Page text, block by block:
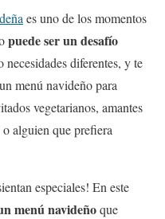
es uno de los momentos
puede ser un desafío
diferentes, y te
menú navideño para
vegetarianos, amantes
alguien que prefiera
especiales! En este
menú navideñoque